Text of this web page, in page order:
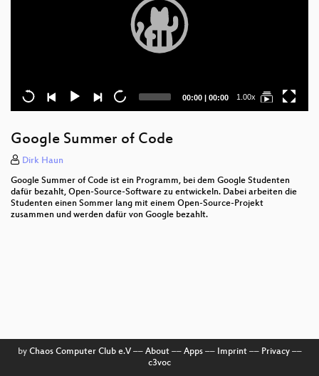
Current
00:00 | Total
00:00 1.00x
Google Summer of Code
Dirk Haun
Google Summer of Code ist ein Programm, bei dem Google Studenten
dafür bezahlt, Open-Source-Software zu entwickeln. Dabei arbeiten die
Studenten einen Sommer lang mit einem Open-Source-Projekt
zusammen und werden dafür von Google bezahlt.
by Chaos Computer Club e.V–– About–– Apps–– Imprint–– Privacy––
c3voc